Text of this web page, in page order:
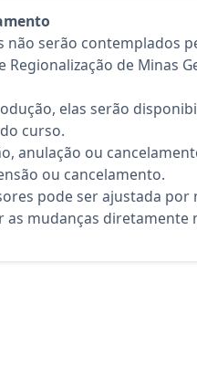
serão contemplados
Regionalização de Minas
elas serão
curso.
anulação ou
ou cancelamento.
pode ser ajustada por
mudanças diretamente